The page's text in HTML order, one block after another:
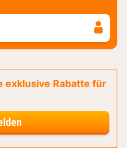
exklusive Rabatte für